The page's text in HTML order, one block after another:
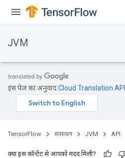
JVM
इस पेज का अनुवादCloud Translation API
TensorFlow संसाधन JVM API
क्या इस कॉन्टेंट से आपको मदद मिली?